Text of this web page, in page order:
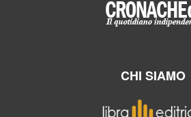
CHI SIAMO